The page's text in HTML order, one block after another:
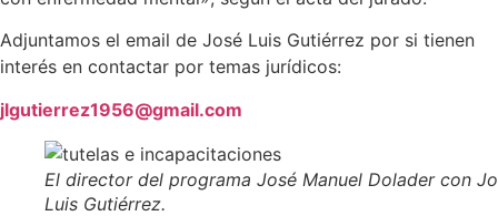
Adjuntamos el email de José Luis Gutiérrez por si tienen
interés en contactar por temas jurídicos:
jlgutierrez1956@gmail.com
El director del programa José Manuel Dolader con
Luis Gutiérrez.